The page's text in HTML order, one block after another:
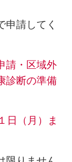
申請してく
請・区域外
診断の準備
日（月）ま